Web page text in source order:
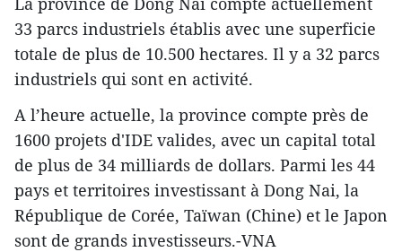
33 parcs industriels établis avec une superficie
totale de plus de 10.500 hectares. Il y a 32 parcs
industriels qui sont en activité.
A l’heure actuelle, la province compte près de
1600 projets d'IDE valides, avec un capital total
de plus de 34 milliards de dollars. Parmi les 44
pays et territoires investissant à Dong Nai, la
République de Corée, Taïwan (Chine) et le Japon
sont de grands investisseurs.-VNA